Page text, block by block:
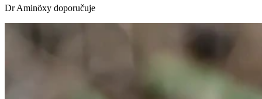
Dr Aminöxy doporučuje